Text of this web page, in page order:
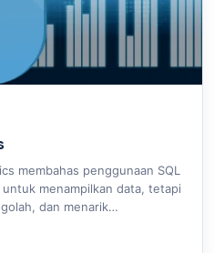
membahas penggunaan SQL
menampilkan data, tetapi
dan menarik…